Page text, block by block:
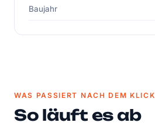
Baujahr
WAS PASSIERT NACH DEM KLICK
So läuft es ab